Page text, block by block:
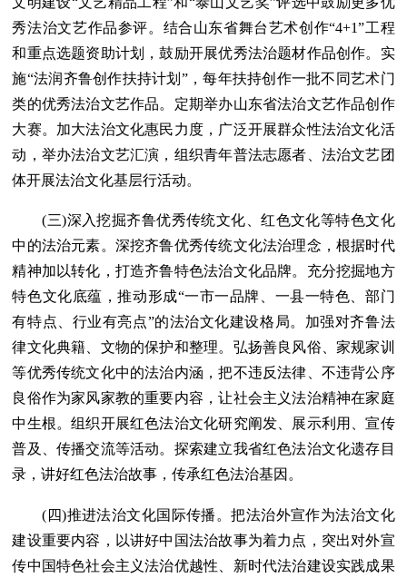
秀法治文艺作品参评。结合山东省舞台艺术创作“4+1”工程
和重点选题资助计划，鼓励开展优秀法治题材作品创作。实
施“法润齐鲁创作扶持计划”，每年扶持创作一批不同艺术门
类的优秀法治文艺作品。定期举办山东省法治文艺作品创作
大赛。加大法治文化惠民力度，广泛开展群众性法治文化活
动，举办法治文艺汇演，组织青年普法志愿者、法治文艺团
体开展法治文化基层行活动。
(三)深入挖掘齐鲁优秀传统文化、红色文化等特色文化
中的法治元素。深挖齐鲁优秀传统文化法治理念，根据时代
精神加以转化，打造齐鲁特色法治文化品牌。充分挖掘地方
特色文化底蕴，推动形成“一市一品牌、一县一特色、部门
有特点、行业有亮点”的法治文化建设格局。加强对齐鲁法
律文化典籍、文物的保护和整理。弘扬善良风俗、家规家训
等优秀传统文化中的法治内涵，把不违反法律、不违背公序
良俗作为家风家教的重要内容，让社会主义法治精神在家庭
中生根。组织开展红色法治文化研究阐发、展示利用、宣传
普及、传播交流等活动。探索建立我省红色法治文化遗存目
录，讲好红色法治故事，传承红色法治基因。
(四)推进法治文化国际传播。把法治外宣作为法治文化
建设重要内容，以讲好中国法治故事为着力点，突出对外宣
传中国特色社会主义法治优越性、新时代法治建设实践成果